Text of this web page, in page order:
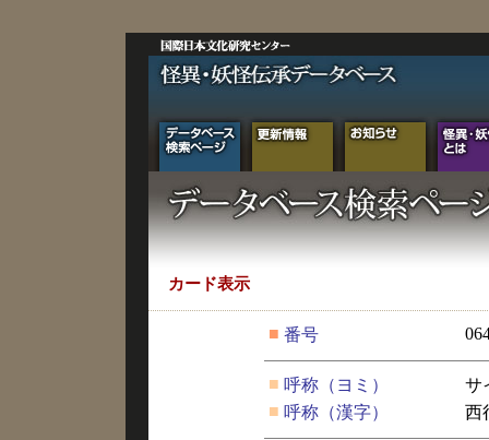
カード表示
■ 番号
■ 呼称（ヨミ）
サ
■ 呼称（漢字） 西